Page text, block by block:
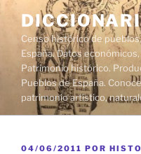
contenido
Censo histórico de
España. Datos
Patrimonio histórico.
Pueblos de España.
patrimonio artístico,
PUBLICADO
04/06/2011 POR